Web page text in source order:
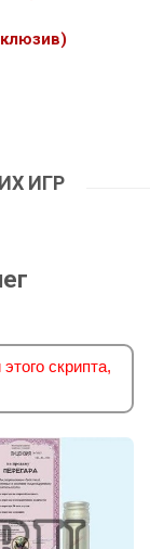
ИГР
скрипта,